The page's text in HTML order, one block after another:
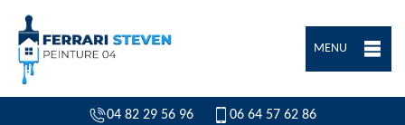
MENU
04 82 29 56 96 06 64 57 62 86